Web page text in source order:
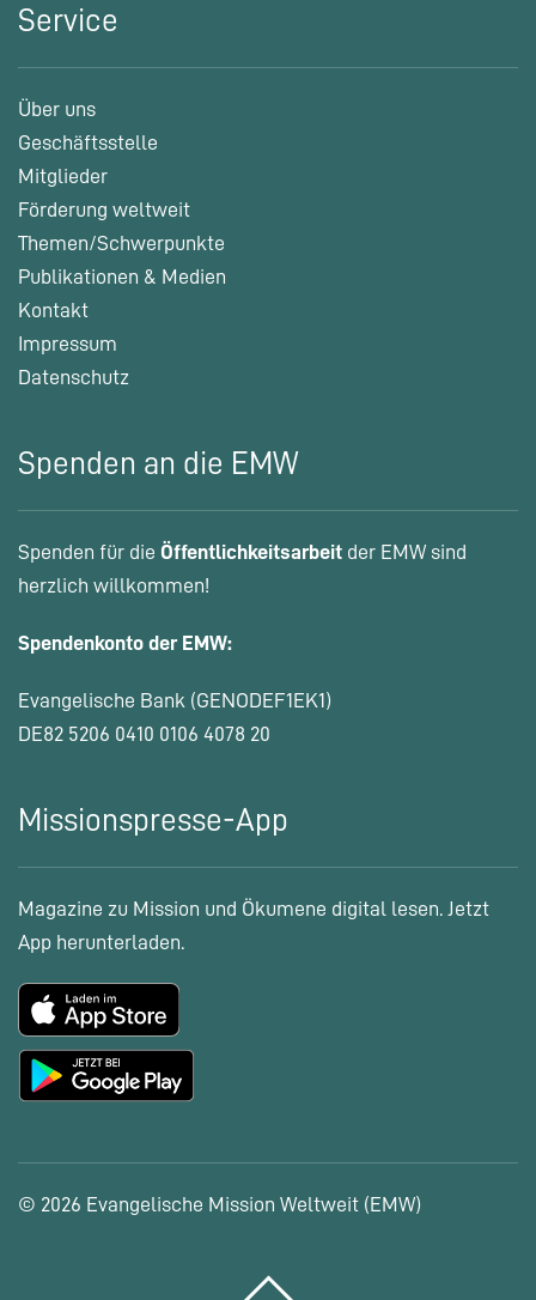
Service
Über uns
Geschäftsstelle
Mitglieder
Förderung weltweit
Themen/Schwerpunkte
Publikationen & Medien
Kontakt
Impressum
Datenschutz
Spenden an die EMW
Spenden für die Öffentlichkeitsarbeit der EMW sind
herzlich willkommen!
Spendenkonto der EMW:
Evangelische Bank (GENODEF1EK1)
DE82 5206 0410 0106 4078 20
Missionspresse-App
Magazine zu Mission und Ökumene digital lesen. Jetzt
App herunterladen.
© 2026 Evangelische Mission Weltweit (EMW)